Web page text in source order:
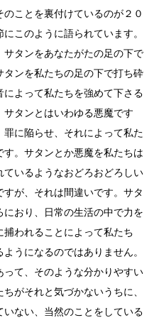
ことを裏付けているのが２０
このように語られています。
サタンをあなたがたの足の下で
ンを私たちの足の下で打ち砕
よって私たちを強めて下さる
タンとはいわゆる悪魔です
に陥らせ、それによって私た
。サタンとか悪魔を私たちは
いるようなおどろおどろしい
が、それは間違いです。サタ
おり、日常の生活の中で力を
われることによって私たち
うになるのではありません。
て、そのような分かりやすい
がそれと気づかないうちに、
ない、当然のことをしている